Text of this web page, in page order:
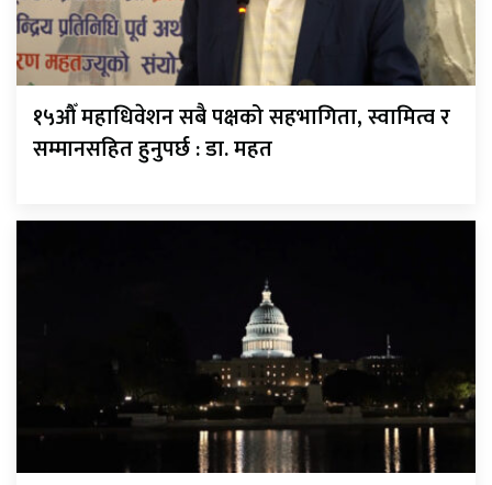
१५औँ महाधिवेशन सबै पक्षको सहभागिता, स्वामित्व र
सम्मानसहित हुनुपर्छ : डा. महत